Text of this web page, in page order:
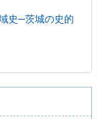
史─茨城の史的
史―鎌倉・小田